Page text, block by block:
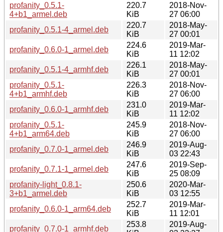
profanity_0.5.1-
4+b1_armel.deb
220.7
KiB
2018-Nov-
27 06:00
profanity_0.5.1-4_armel.deb
220.7
KiB
2018-May-
27 00:01
profanity_0.6.0-1_armel.deb
224.6
KiB
2019-Mar-
11 12:02
profanity_0.5.1-4_armhf.deb
226.1
KiB
2018-May-
27 00:01
profanity_0.5.1-
4+b1_armhf.deb
226.3
KiB
2018-Nov-
27 06:00
profanity_0.6.0-1_armhf.deb
231.0
KiB
2019-Mar-
11 12:02
profanity_0.5.1-
4+b1_arm64.deb
245.9
KiB
2018-Nov-
27 06:00
profanity_0.7.0-1_armel.deb
246.9
KiB
2019-Aug-
03 22:43
profanity_0.7.1-1_armel.deb
247.6
KiB
2019-Sep-
25 08:09
profanity-light_0.8.1-
3+b1_armel.deb
250.6
KiB
2020-Mar-
03 12:55
profanity_0.6.0-1_arm64.deb
252.7
KiB
2019-Mar-
11 12:01
profanity_0.7.0-1_armhf.deb
253.8
2019-Aug-